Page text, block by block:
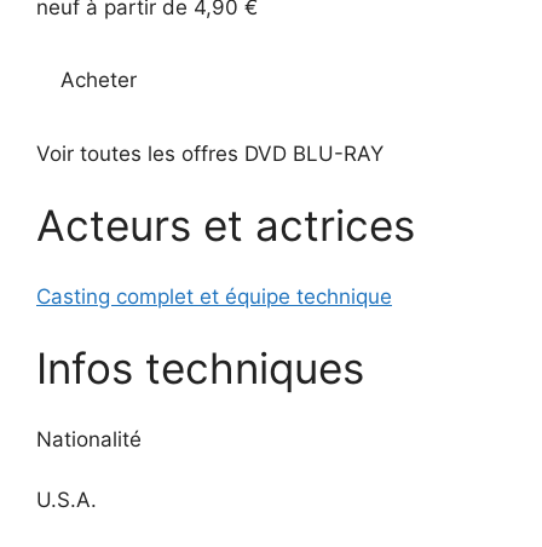
neuf à partir de 4,90 €
Acheter
Voir toutes les offres DVD BLU-RAY
Acteurs et actrices
Casting complet et équipe technique
Infos techniques
Nationalité
U.S.A.